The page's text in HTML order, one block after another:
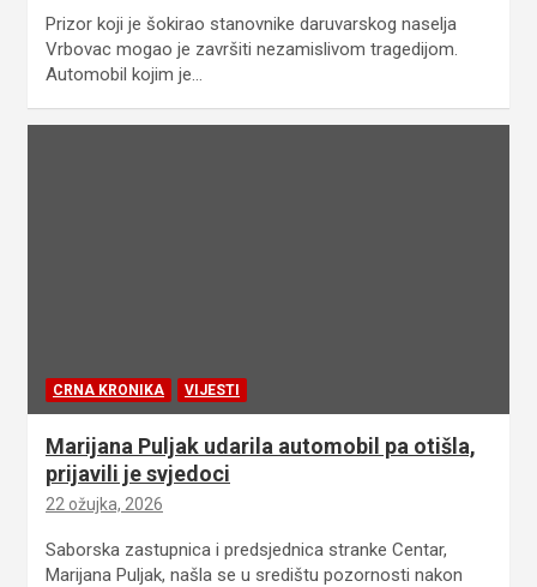
Prizor koji je šokirao stanovnike daruvarskog naselja
Vrbovac mogao je završiti nezamislivom tragedijom.
Automobil kojim je…
CRNA KRONIKA VIJESTI
Marijana Puljak udarila automobil pa otišla,
prijavili je svjedoci
22 ožujka, 2026
Saborska zastupnica i predsjednica stranke Centar,
Marijana Puljak, našla se u središtu pozornosti nakon